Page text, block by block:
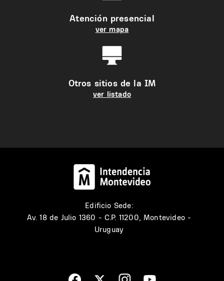
Atención presencial
ver mapa
Otros sitios de la IM
ver listado
Edificio Sede:
Av. 18 de Julio 1360 - C.P. 11200, Montevideo -
Uruguay